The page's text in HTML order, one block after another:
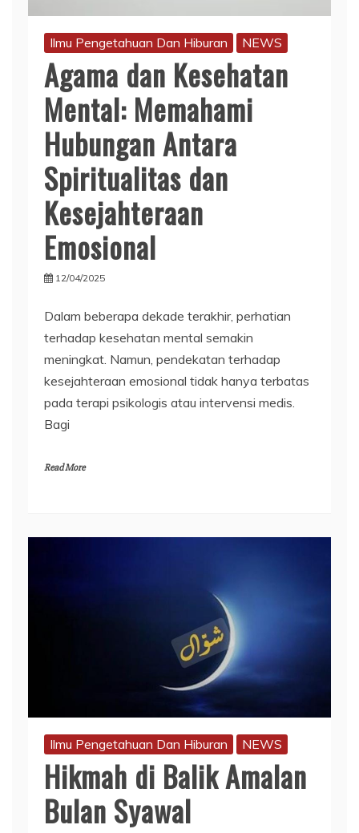
Ilmu Pengetahuan Dan Hiburan NEWS
Agama dan Kesehatan
Mental: Memahami
Hubungan Antara
Spiritualitas dan
Kesejahteraan
Emosional
12/04/2025
Dalam beberapa dekade terakhir, perhatian
terhadap kesehatan mental semakin
meningkat. Namun, pendekatan terhadap
kesejahteraan emosional tidak hanya terbatas
pada terapi psikologis atau intervensi medis.
Bagi
Read More
Ilmu Pengetahuan Dan Hiburan NEWS
Hikmah di Balik Amalan
Bulan Syawal